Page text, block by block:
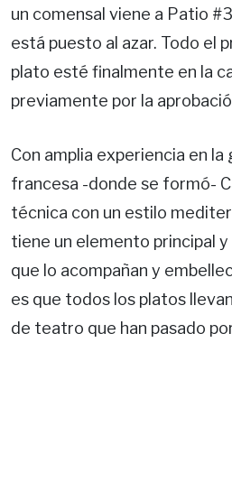
un comensal viene a Patio
está puesto al azar. Todo el
plato esté finalmente en la
previamente por la
Con amplia experiencia en
francesa -donde se formó-
técnica con un estilo
tiene un elemento principal
que lo acompañan y
es que todos los platos
de teatro que han pasado